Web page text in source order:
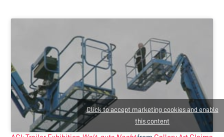
Click to accept marketing cookies and enable
this content